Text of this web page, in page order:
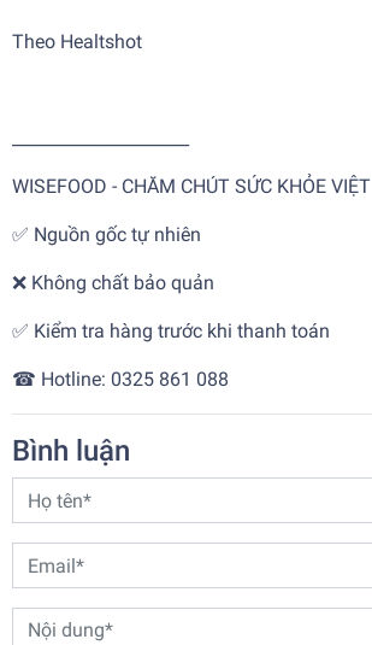
Theo Healtshot
WISEFOOD - CHĂM CHÚT SỨC KHỎE VIỆT
✅ Nguồn gốc tự nhiên
❌ Không chất bảo quản
✅ Kiểm tra hàng trước khi thanh toán
☎ Hotline: 0325 861 088
Bình luận